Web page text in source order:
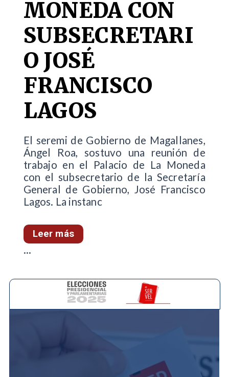
MONEDA CON
SUBSECRETARI
O JOSÉ
FRANCISCO
LAGOS
El seremi de Gobierno de Magallanes,
Ángel Roa, sostuvo una reunión de
trabajo en el Palacio de La Moneda
con el subsecretario de la Secretaría
General de Gobierno, José Francisco
Lagos. La instanc
Leer más
...